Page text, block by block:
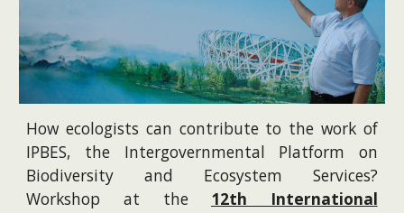
How ecologists can contribute to the work of
IPBES, the Intergovernmental Platform on
Biodiversity and Ecosystem Services?
Workshop at the 12th International